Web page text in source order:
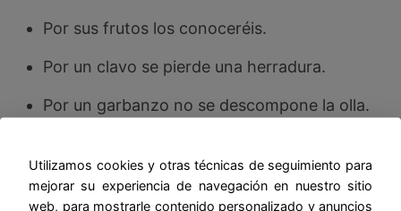
Por sus frutos los conoceréis.
Por un clavo se pierde una herradura.
Por un garbanzo no se descompone la olla.
Por un perro que maté, mataperros me
llamaron.
Utilizamos cookies y otras técnicas de seguimiento para
mejorar su experiencia de navegación en nuestro sitio
web, para mostrarle contenido personalizado y anuncios